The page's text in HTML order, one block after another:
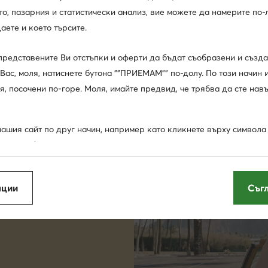
пазарния и статистически анализ, вие можете да намерите по-
и което търсите.
Ви отстъпки и оферти да бъдат съобразени и
моля, натиснете бутона ""ПРИЕМАМ"" по-долу. По този начин
посочени по-горе. Моля, имайте предвид, че трябва да сте
сайт по друг начин, например като кликнете върху
това табло, ще позволите на нас и на нашите партньори да
и да обработваме събраните по този начин данни
представената ви информация (чието съдържание обаче няма
избора Ви като потребител), освен ако настройките на Вашия
това.
по-долу и в раздел ""Други опции"" (включително
си). Разбира се, можете също така да управлявате